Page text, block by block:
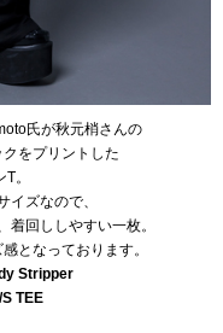
氏が秋元梢さんの
をプリントした
。
イズなので、
回ししやすい一枚。
となっております。
Stripper
TEE